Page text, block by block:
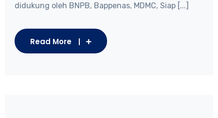
didukung oleh BNPB, Bappenas, MDMC, Siap [...]
Read More